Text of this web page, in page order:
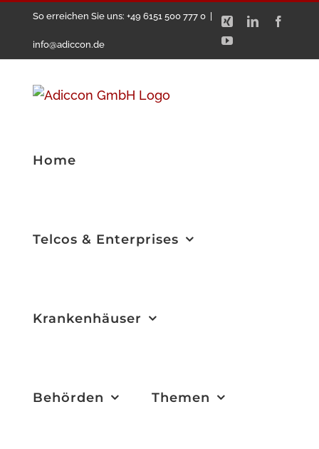
springen
So erreichen Sie uns: +49 6151 500 777 0
info@adiccon.de
Xing LinkedIn
YouTube
Home
Telcos & Enterprises
Krankenhäuser
Behörden Themen